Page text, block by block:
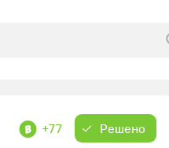
+77 Решено